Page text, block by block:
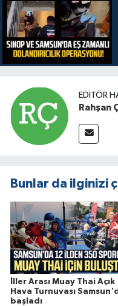
EDITÖR
Rahşan
Bunlar da ilginizi
İller Arası Muay Thai Açık
Hava Turnuvası
başladı